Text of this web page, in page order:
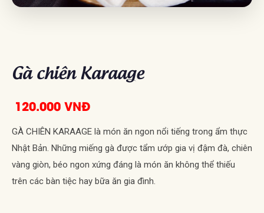
Gà chiên Karaage
120.000 VNĐ
GÀ CHIÊN KARAAGE là món ăn ngon nổi tiếng trong ẩm thực
Nhật Bản. Những miếng gà được tẩm ướp gia vị đậm đà, chiên
vàng giòn, béo ngon xứng đáng là món ăn không thể thiếu
trên các bàn tiệc hay bữa ăn gia đình.